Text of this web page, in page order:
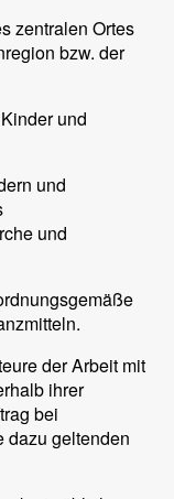
zentralen Ortes
bzw. der
und
und
und
der Arbeit mit
ihrer
bei
dazu geltenden